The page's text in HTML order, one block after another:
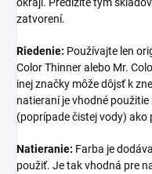
zatvorení.
Riedenie: Používajte len
Color Thinner alebo Mr.
inej značky môže dôjsť k
natieraní je vhodné
(poprípade čistej vody) ako
Natieranie: Farba je
použiť. Je tak vhodná pre